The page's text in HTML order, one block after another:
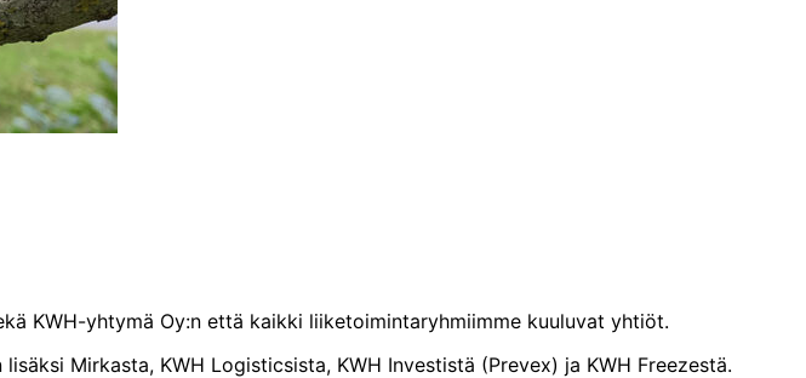
KWH-yhtymä Oy:n että kaikki liiketoimintaryhmiimme kuuluvat yhtiöt.
Mirkasta, KWH Logisticsista, KWH Investistä (Prevex) ja KWH Freezestä.